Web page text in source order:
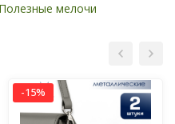
Полезные мелочи
-15%